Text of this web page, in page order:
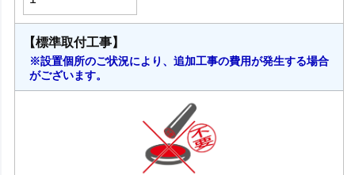
【標準取付工事】
※設置個所のご状況により、追加工事の費用が発生する場合
がございます。